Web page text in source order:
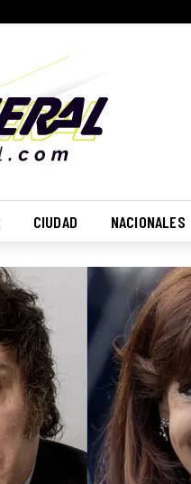
CIUDAD NACIONALES